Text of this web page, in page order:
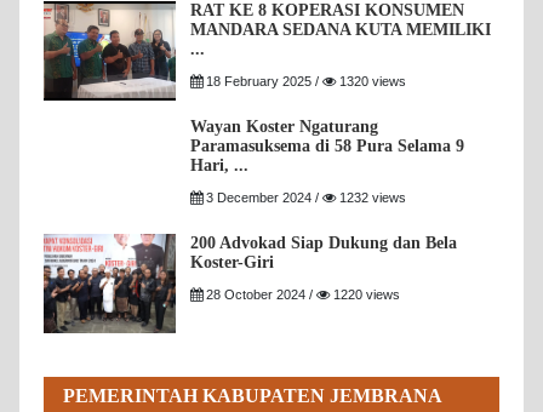
RAT KE 8 KOPERASI KONSUMEN
MANDARA SEDANA KUTA MEMILIKI
...
18 February 2025 / 1320 views
Wayan Koster Ngaturang
Paramasuksema di 58 Pura Selama 9
Hari, ...
3 December 2024 / 1232 views
200 Advokad Siap Dukung dan Bela
Koster-Giri
28 October 2024 / 1220 views
PEMERINTAH KABUPATEN JEMBRANA